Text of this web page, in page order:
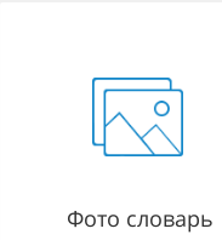
Фото словарь